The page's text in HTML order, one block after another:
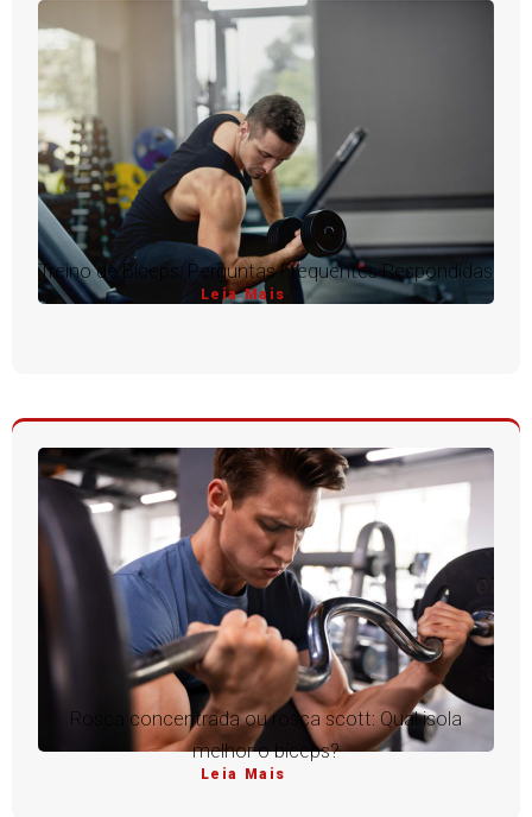
Treino de Bíceps: Perguntas Frequentes Respondidas
Leia Mais
Rosca concentrada ou rosca scott: Qual isola
melhor o bíceps?
Leia Mais